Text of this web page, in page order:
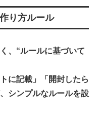
り方ルール
、“ルールに基づいて
に記載」「開封したら
シンプルなルールを設